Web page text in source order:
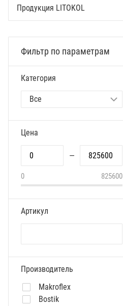
Продукция LITOKOL
Фильтр по параметрам
Категория
Цена
—
0 825600
Артикул
Производитель
Makroflex
Bostik